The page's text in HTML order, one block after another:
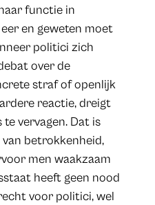
functie in
en geweten moet
politici zich
over de
straf of openlijk
reactie, dreigt
vervagen. Dat is
betrokkenheid,
men waakzaam
heeft geen nood
voor politici, wel